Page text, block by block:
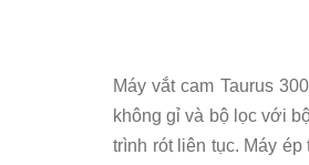
Máy vắt cam Taurus
không gỉ và bộ lọc với
trình rót liên tục. Máy